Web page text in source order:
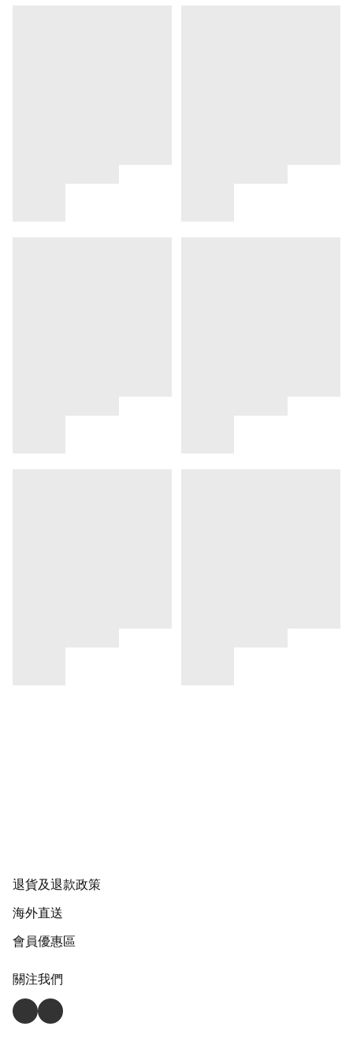
退貨及退款政策
海外直送
會員優惠區
關注我們